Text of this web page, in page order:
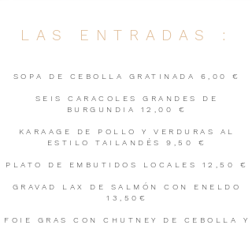
LAS ENTRADAS :
SOPA DE CEBOLLA GRATINADA 6,00 €
SEIS CARACOLES GRANDES DE
BURGUNDIA 12,00 €
KARAAGE DE POLLO Y VERDURAS AL
ESTILO TAILANDÉS 9,50 €
PLATO DE EMBUTIDOS LOCALES 12,50 €
GRAVAD LAX DE SALMÓN CON ENELDO
13,50€
FOIE GRAS CON CHUTNEY DE CEBOLLA Y